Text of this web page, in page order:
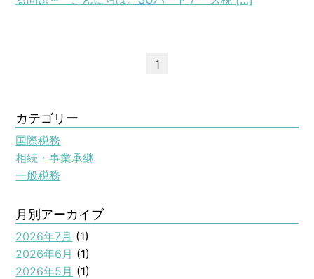
1
カテゴリー
国際税務
相続・事業承継
一般税務
月別アーカイブ
2026年7月 (1)
2026年6月 (1)
2026年5月 (1)